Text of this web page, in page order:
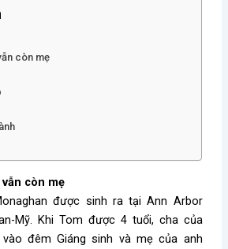
còn mẹ
còn mẹ
được sinh ra tại Ann Arbor
Mỹ. Khi Tom được 4 tuổi, cha của
đêm Giáng sinh và mẹ của anh